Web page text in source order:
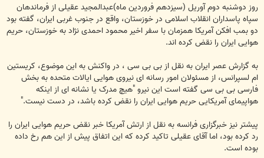
روز دوشنبه دوم آوریل (سیزدهم فروردین ماه)عبدالمجید عقیلی از فرماندهان
سپاه پاسداران انقلاب اسلامی در خوزستان، واقع در جنوب غربی ایران، گفته بود
دو بمب افکن آمریکا همزمان با سفر اخیر محمود احمدی نژاد به خوزستان، حریم
هوایی ایران را نقض کرده اند.
به گزارش عصر ایران به نقل از بی بی سی ، در واکنش به این موضوع، کریستین
ام لسپرانس، از مسئولان امور رسانه ای نیروی هوایی ایالات متحده به بخش
فارسی بی بی سی گفته است این نیرو "هیچ مدرک یا نشانه ای از اینکه
هواپیمای آمریکایی حریم هوایی ایران را نقض کرده باشد، در دست نیست."
پیشتر نیز خبرگزاری فرانسه به نقل از ارتش آمریکا خبر نقض حریم هوایی ایران را
رد کرده بود، اما آقای عقیلی تاکید کرده که این اتفاق پیش از این هم رخ داده
بوده است.